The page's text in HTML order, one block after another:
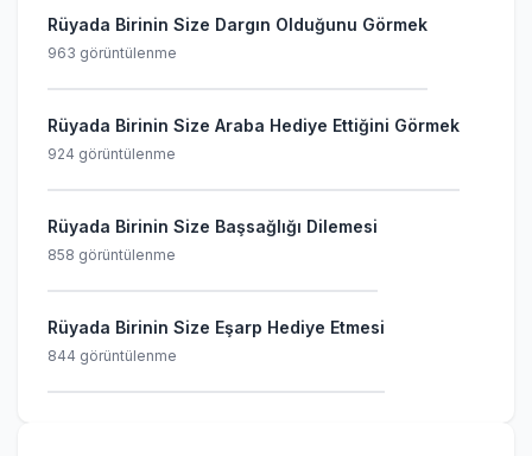
Rüyada Birinin Size Dargın Olduğunu Görmek
963 görüntülenme
Rüyada Birinin Size Araba Hediye Ettiğini Görmek
924 görüntülenme
Rüyada Birinin Size Başsağlığı Dilemesi
858 görüntülenme
Rüyada Birinin Size Eşarp Hediye Etmesi
844 görüntülenme